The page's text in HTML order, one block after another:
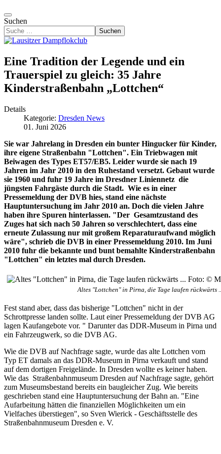
Suchen
Suchen
Eine Tradition der Legende und ein
Trauerspiel zu gleich: 35 Jahre
Kinderstraßenbahn „Lottchen“
Details
Kategorie: Dresden News
01. Juni 2026
Sie war Jahrelang in Dresden ein bunter Hingucker für Kinder,
ihre eigene Straßenbahn "Lottchen". Ein Triebwagen mit
Beiwagen des Types ET57/EB5. Leider wurde sie nach 19
Jahren im Jahr 2010 in den Ruhestand versetzt. Gebaut wurde
sie 1960 und fuhr 19 Jahre im Dresdner Liniennetz die
jüngsten Fahrgäste durch die Stadt. Wie es in einer
Pressemeldung der DVB hies, stand eine nächste
Hauptuntersuchung im Jahr 2010 an. Doch die vielen Jahre
haben ihre Spuren hinterlassen. "Der Gesamtzustand des
Zuges hat sich nach 50 Jahren so verschlechtert, dass eine
erneute Zulassung nur mit großem Reparaturaufwand möglich
wäre", schrieb die DVB in einer Pressemeldung 2010. Im Juni
2010 fuhr die bekannte und bunt bemahlte Kinderstraßenbahn
"Lottchen" ein letztes mal durch Dresden.
Altes "Lottchen" in Pirna, die Tage laufen
Fest stand aber, dass das bisherige "Lottchen" nicht in der
Schrottpresse landen sollte. Laut einer Pressemeldung der DVB AG
lagen Kaufangebote vor. " Darunter das DDR-Museum in Pirna und
ein Fahrzeugwerk, so die DVB AG.
Wie die DVB auf Nachfrage sagte, wurde das alte Lottchen vom
Typ ET damals an das DDR-Museum in Pirna verkauft und stand
auf dem dortigen Freigelände. In Dresden wollte es keiner haben.
Wie das Straßenbahnmuseum Dresden auf Nachfrage sagte, gehört
zum Museumsbestand bereits ein baugleicher Zug. Wie bereits
geschrieben stand eine Hauptuntersuchung der Bahn an. "Eine
Aufarbeitung hätten die finanziellen Möglichkeiten um ein
Vielfaches überstiegen", so Sven Wierick - Geschäftsstelle des
Straßenbahnmuseum Dresden e. V.